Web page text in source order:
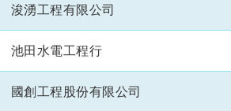
浚湧工程有限公司
池田水電工程行
國創工程股份有限公司